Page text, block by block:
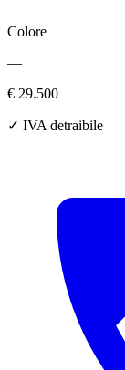
Colore
—
€ 29.500
✓ IVA detraibile